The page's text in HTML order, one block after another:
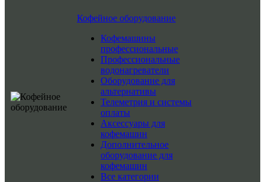
Кофейное оборудование
Кофемашины
профессиональные
Профессиональные
водонагреватели
Оборудование для
альтернативы
Телеметрия и системы
оплаты
Аксессуары для
кофемашин
Дополнительное
оборудование для
кофемашин
Все категории